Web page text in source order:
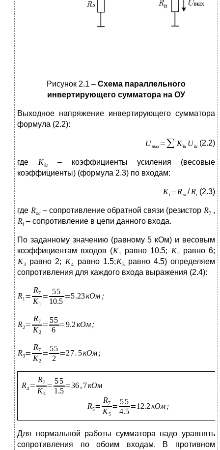
Рисунок 2.1 – Схема параллельного
инвертирующего сумматора на ОУ
Выходное напряжение инвертирующего сумматора
формула (2.2):
(2.2)
где
– коэффициенты усиления (весовые
коэффициенты) (формула 2.3) по входам:
(2.3)
где – сопротивление обратной связи (резистор
,
– сопротивление в цепи данного входа.
По заданному значению (равному 5 кОм) и весовым
коэффициентам входов (
равно 10.5;
равно 6;
равно 2;
равно 1.5;
равно 4.5) определяем
сопротивления для каждого входа выражения (2.4):
Для нормальной работы сумматора надо уравнять
сопротивления по обоим входам. В противном